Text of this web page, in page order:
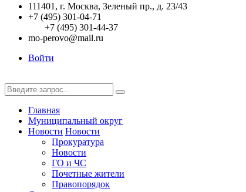
111401, г. Москва, Зеленый пр., д. 23/43
+7 (495) 301-04-71
+7 (495) 301-44-37
mo-perovo@mail.ru
Войти
Главная
Муниципальный округ
Новости Новости
Прокуратура
Новости
ГО и ЧС
Почетные жители
Правопорядок